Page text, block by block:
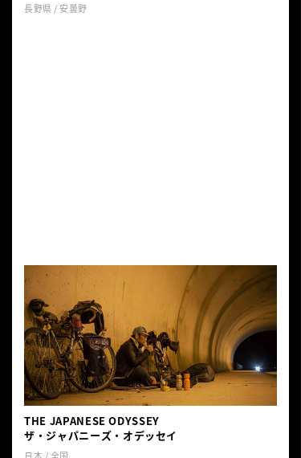
長野県 / 安曇野
THE JAPANESE ODYSSEY
ザ・ジャパニーズ・オデッセイ